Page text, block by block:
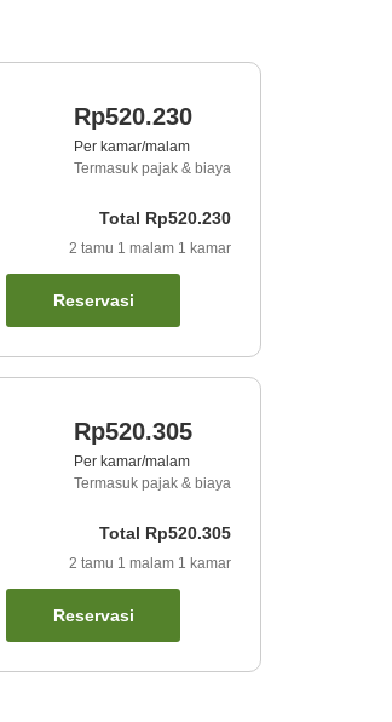
Rp520.230
Per kamar/malam
Termasuk pajak & biaya
Total Rp520.230
2 tamu 1 malam 1 kamar
Reservasi
Rp520.305
Per kamar/malam
Termasuk pajak & biaya
Total Rp520.305
2 tamu 1 malam 1 kamar
Reservasi